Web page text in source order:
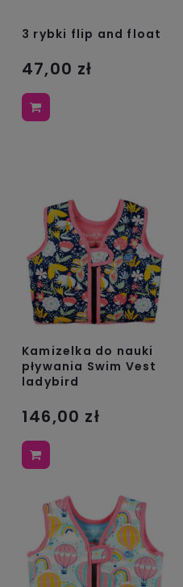
3 rybki flip and float
47,00 zł
Kamizelka do nauki
pływania Swim Vest
ladybird
146,00 zł